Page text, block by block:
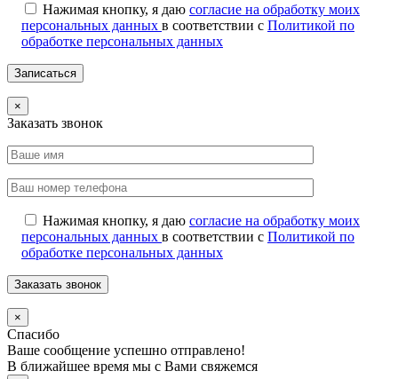
Нажимая кнопку, я даю согласие на обработку моих
персональных данных в соответствии с Политикой по
обработке персональных данных
×
Заказать звонок
Нажимая кнопку, я даю согласие на обработку моих
персональных данных в соответствии с Политикой по
обработке персональных данных
×
Спасибо
Ваше сообщение успешно отправлено!
В ближайшее время мы с Вами свяжемся